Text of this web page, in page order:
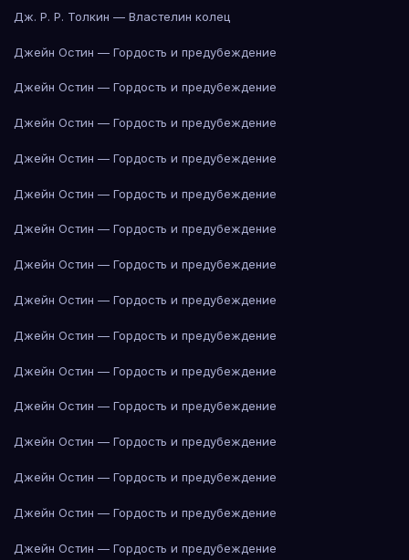
Дж. Р. Р. Толкин — Властелин колец
Джейн Остин — Гордость и предубеждение
Джейн Остин — Гордость и предубеждение
Джейн Остин — Гордость и предубеждение
Джейн Остин — Гордость и предубеждение
Джейн Остин — Гордость и предубеждение
Джейн Остин — Гордость и предубеждение
Джейн Остин — Гордость и предубеждение
Джейн Остин — Гордость и предубеждение
Джейн Остин — Гордость и предубеждение
Джейн Остин — Гордость и предубеждение
Джейн Остин — Гордость и предубеждение
Джейн Остин — Гордость и предубеждение
Джейн Остин — Гордость и предубеждение
Джейн Остин — Гордость и предубеждение
Джейн Остин — Гордость и предубеждение